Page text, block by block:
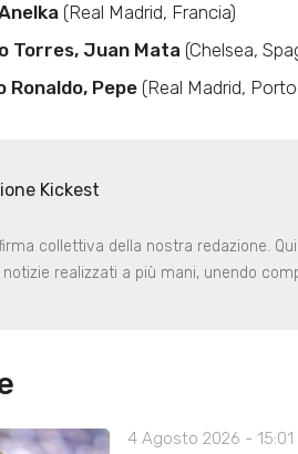
(Real Madrid, Francia)
Torres, Juan Mata (Chelsea,
Ronaldo, Pepe (Real Madrid,
Kickest
collettiva della nostra redazione.
realizzati a più mani, unendo
4 Agosto 2026 - 15:01